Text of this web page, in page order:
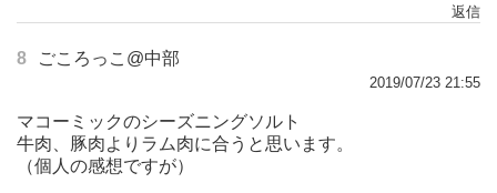
返信
8 ごころっこ@中部
2019/07/23 21:55
マコーミックのシーズニングソルト
牛肉、豚肉よりラム肉に合うと思います。
（個人の感想ですが）